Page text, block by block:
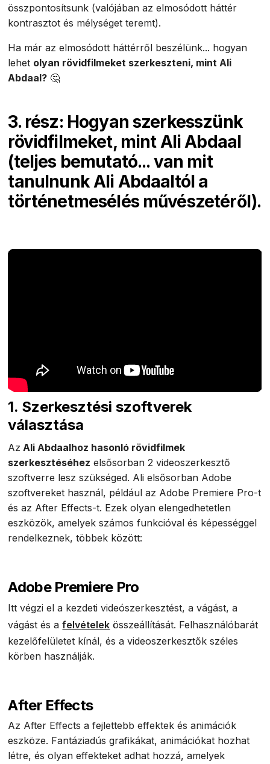
összpontosítsunk (valójában az elmosódott háttér
kontrasztot és mélységet teremt).
Ha már az elmosódott háttérről beszélünk... hogyan
lehet olyan rövidfilmeket szerkeszteni, mint Ali
Abdaal? 🤔
3. rész: Hogyan szerkesszünk
rövidfilmeket, mint Ali Abdaal
(teljes bemutató... van mit
tanulnunk Ali Abdaaltól a
történetmesélés művészetéről).
1. Szerkesztési szoftverek
választása
Az Ali Abdaalhoz hasonló rövidfilmek
szerkesztéséhez elsősorban 2 videoszerkesztő
szoftverre lesz szükséged. Ali elsősorban Adobe
szoftvereket használ, például az Adobe Premiere Pro-t
és az After Effects-t. Ezek olyan elengedhetetlen
eszközök, amelyek számos funkcióval és képességgel
rendelkeznek, többek között:
Adobe Premiere Pro
Itt végzi el a kezdeti videószerkesztést, a vágást, a
vágást és afelvételek összeállítását. Felhasználóbarát
kezelőfelületet kínál, és a videoszerkesztők széles
körben használják.
After Effects
Az After Effects a fejlettebb effektek és animációk
eszköze. Fantáziadús grafikákat, animációkat hozhat
létre, és olyan effekteket adhat hozzá, amelyek